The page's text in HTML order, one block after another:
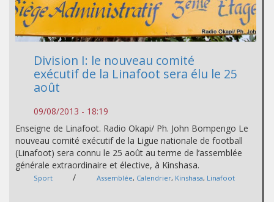
Division I: le nouveau comité
exécutif de la Linafoot sera élu le 25
août
09/08/2013 - 18:19
Enseigne de Linafoot. Radio Okapi/ Ph. John Bompengo Le
nouveau comité exécutif de la Ligue nationale de football
(Linafoot) sera connu le 25 août au terme de l’assemblée
générale extraordinaire et élective, à Kinshasa.
Sport / Assemblée, Calendrier, Kinshasa, Linafoot